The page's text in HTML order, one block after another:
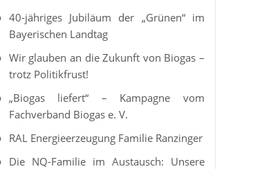
40-jähriges Jubiläum der „Grünen“ im
Bayerischen Landtag
Wir glauben an die Zukunft von Biogas –
trotz Politikfrust!
„Biogas liefert“ – Kampagne vom
Fachverband Biogas e. V.
RAL Energieerzeugung Familie Ranzinger
Die NQ-Familie im Austausch: Unsere